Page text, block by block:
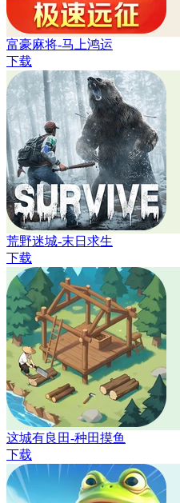
富豪麻将-马上鸿运
下载
荒野迷城-末日求生
下载
这城有良田-种田摸鱼
下载